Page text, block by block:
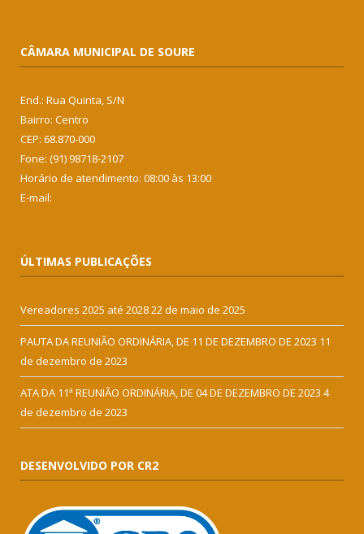
CÂMARA MUNICIPAL DE SOURE
End.: Rua Quinta, S/N
Bairro: Centro
CEP: 68.870-000
Fone: (91) 98718-2107
Horário de atendimento: 08:00 às 13:00
E-mail:
ÚLTIMAS PUBLICAÇÕES
Vereadores 2025 até 202822 de maio de 2025
PAUTA DA REUNIÃO ORDINÁRIA, DE 11 DE DEZEMBRO DE 2023 11
de dezembro de 2023
ATA DA 11ª REUNIÃO ORDINÁRIA, DE 04 DE DEZEMBRO DE 2023 4
de dezembro de 2023
DESENVOLVIDO POR CR2